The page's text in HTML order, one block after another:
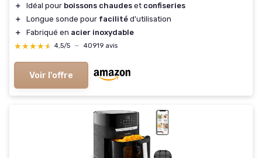
＋
Idéal pour boissons chaudes et confiseries
＋
Longue sonde pour facilité d'utilisation
＋
Fabriqué en acier inoxydable
★★★★★
★★★★★ 4,5/5 — 40919 avis
Voir l'offre